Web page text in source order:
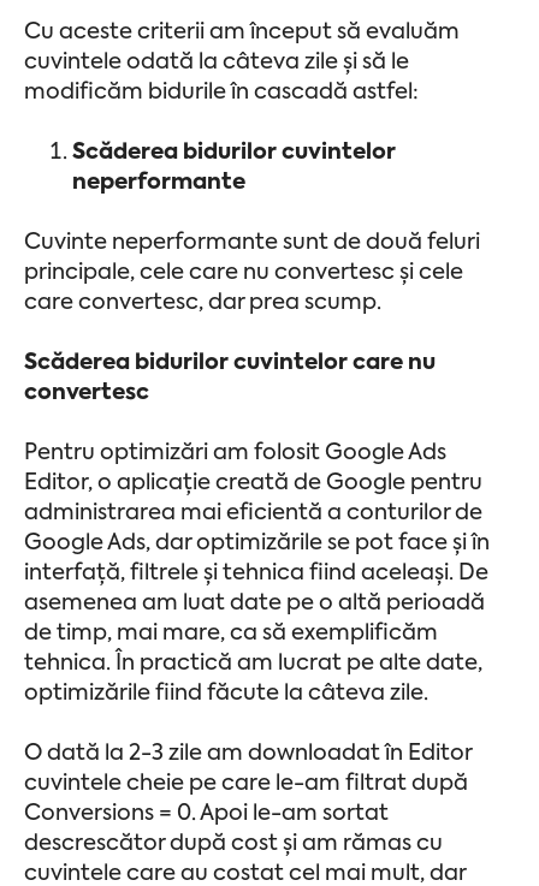
Cu aceste criterii am început să evaluăm
cuvintele odată la câteva zile și să le
modificăm bidurile în cascadă astfel:
Scăderea bidurilor cuvintelor
neperformante
Cuvinte neperformante sunt de două feluri
principale, cele care nu convertesc și cele
care convertesc, dar prea scump.
Scăderea bidurilor cuvintelor care nu
convertesc
Pentru optimizări am folosit Google Ads
Editor, o aplicație creată de Google pentru
administrarea mai eficientă a conturilor de
Google Ads, dar optimizările se pot face și în
interfață, filtrele și tehnica fiind aceleași. De
asemenea am luat date pe o altă perioadă
de timp, mai mare, ca să exemplificăm
tehnica. În practică am lucrat pe alte date,
optimizările fiind făcute la câteva zile.
O dată la 2-3 zile am downloadat în Editor
cuvintele cheie pe care le-am filtrat după
Conversions = 0. Apoi le-am sortat
descrescător după cost și am rămas cu
cuvintele care au costat cel mai mult, dar